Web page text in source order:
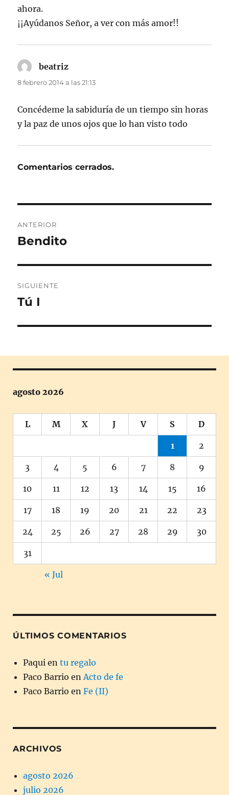
ahora.
¡¡Ayúdanos Señor, a ver con más amor!!
beatriz
8 febrero 2014 a las 21:13
Concédeme la sabiduría de un tiempo sin horas
y la paz de unos ojos que lo han visto todo
Comentarios cerrados.
de
ANTERIOR
Entrada
Bendito
SIGUIENTE
Entrada
Tú I
agosto 2026
L M X J V S D
1 2
3 4 5 6 7 8 9
10 11 12 13 14 15 16
17 18 19 20 21 22 23
24 25 26 27 28 29 30
31
« Jul
ÚLTIMOS COMENTARIOS
Paqui en tu regalo
Paco Barrio en Acto de fe
Paco Barrio en Fe (II)
ARCHIVOS
agosto 2026
julio 2026